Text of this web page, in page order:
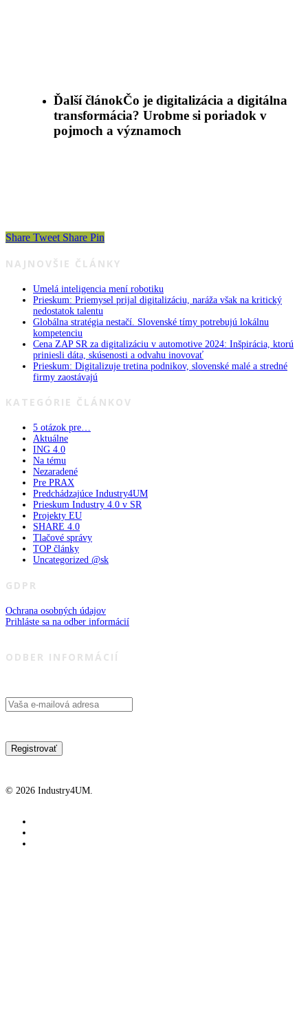
Ďalší článokČo je digitalizácia a digitálna
transformácia? Urobme si poriadok v
pojmoch a významoch
Share Tweet Share Pin
NAJNOVŠIE ČLÁNKY
Umelá inteligencia mení robotiku
Prieskum: Priemysel prijal digitalizáciu, naráža však na kritický
nedostatok talentu
Globálna stratégia nestačí. Slovenské tímy potrebujú lokálnu
kompetenciu
Cena ZAP SR za digitalizáciu v automotive 2024: Inšpirácia, ktorú
priniesli dáta, skúsenosti a odvahu inovovať
Prieskum: Digitalizuje tretina podnikov, slovenské malé a stredné
firmy zaostávajú
KATEGÓRIE ČLÁNKOV
5 otázok pre…
Aktuálne
ING 4.0
Na tému
Nezaradené
Pre PRAX
Predchádzajúce Industry4UM
Prieskum Industry 4.0 v SR
Projekty EU
SHARE 4.0
Tlačové správy
TOP články
Uncategorized @sk
GDPR
Ochrana osobných údajov
Prihláste sa na odber informácií
ODBER INFORMÁCIÍ
© 2026 Industry4UM.